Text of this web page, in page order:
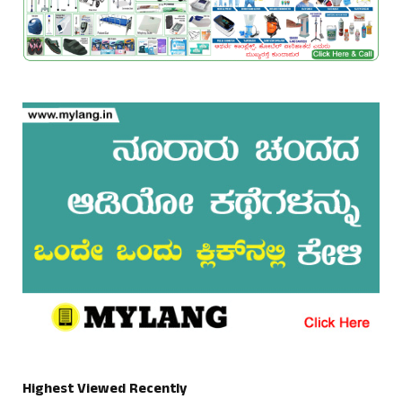
Highest Viewed Recently